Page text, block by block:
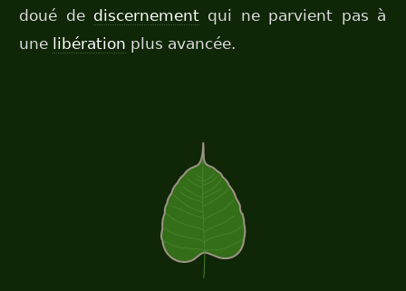
doué de discernement qui ne parvient pas à
une libération plus avancée.